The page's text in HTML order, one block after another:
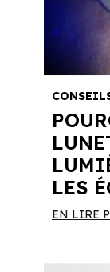
LES
EN LIRE